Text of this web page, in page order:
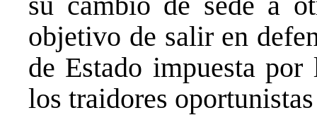
objetivo de salir en
de Estado impuesta
los traidores